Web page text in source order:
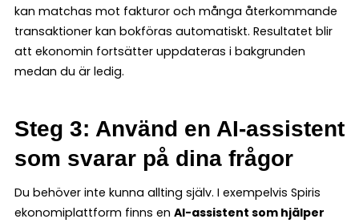
kan matchas mot fakturor och många återkommande
transaktioner kan bokföras automatiskt. Resultatet blir
att ekonomin fortsätter uppdateras i bakgrunden
medan du är ledig.
Steg 3: Använd en AI-assistent
som svarar på dina frågor
Du behöver inte kunna allting själv. I exempelvis Spiris
ekonomiplattform finns en AI-assistent som hjälper